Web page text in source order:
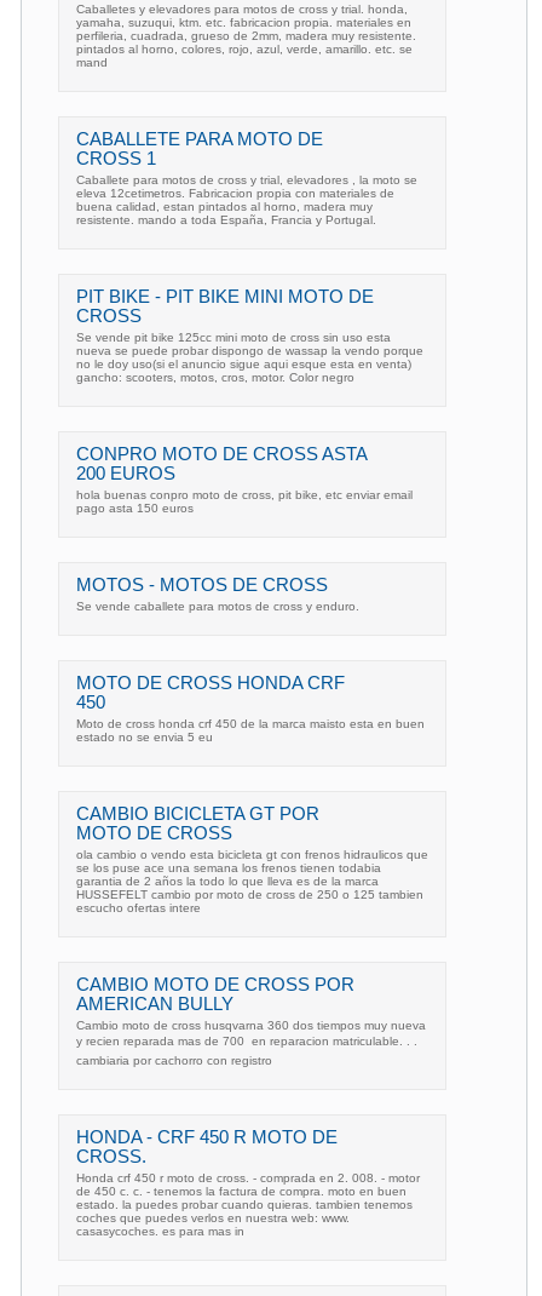
Caballetes y elevadores para motos de cross y trial. honda,
yamaha, suzuqui, ktm. etc. fabricacion propia. materiales en
perfileria, cuadrada, grueso de 2mm, madera muy resistente.
pintados al horno, colores, rojo, azul, verde, amarillo. etc. se
mand
CABALLETE PARA MOTO DE
CROSS 1
Caballete para motos de cross y trial, elevadores , la moto se
eleva 12cetimetros. Fabricacion propia con materiales de
buena calidad, estan pintados al horno, madera muy
resistente. mando a toda España, Francia y Portugal.
PIT BIKE - PIT BIKE MINI MOTO DE
CROSS
Se vende pit bike 125cc mini moto de cross sin uso esta
nueva se puede probar dispongo de wassap la vendo porque
no le doy uso(si el anuncio sigue aqui esque esta en venta)
gancho: scooters, motos, cros, motor. Color negro
CONPRO MOTO DE CROSS ASTA
200 EUROS
hola buenas conpro moto de cross, pit bike, etc enviar email
pago asta 150 euros
MOTOS - MOTOS DE CROSS
Se vende caballete para motos de cross y enduro.
MOTO DE CROSS HONDA CRF
450
Moto de cross honda crf 450 de la marca maisto esta en buen
estado no se envia 5 eu
CAMBIO BICICLETA GT POR
MOTO DE CROSS
ola cambio o vendo esta bicicleta gt con frenos hidraulicos que
se los puse ace una semana los frenos tienen todabia
garantia de 2 años la todo lo que lleva es de la marca
HUSSEFELT cambio por moto de cross de 250 o 125 tambien
escucho ofertas intere
CAMBIO MOTO DE CROSS POR
AMERICAN BULLY
Cambio moto de cross husqvarna 360 dos tiempos muy nueva
y recien reparada mas de 700  en reparacion matriculable. . .
cambiaria por cachorro con registro
HONDA - CRF 450 R MOTO DE
CROSS.
Honda crf 450 r moto de cross. - comprada en 2. 008. - motor
de 450 c. c. - tenemos la factura de compra. moto en buen
estado. la puedes probar cuando quieras. tambien tenemos
coches que puedes verlos en nuestra web: www.
casasycoches. es para mas in